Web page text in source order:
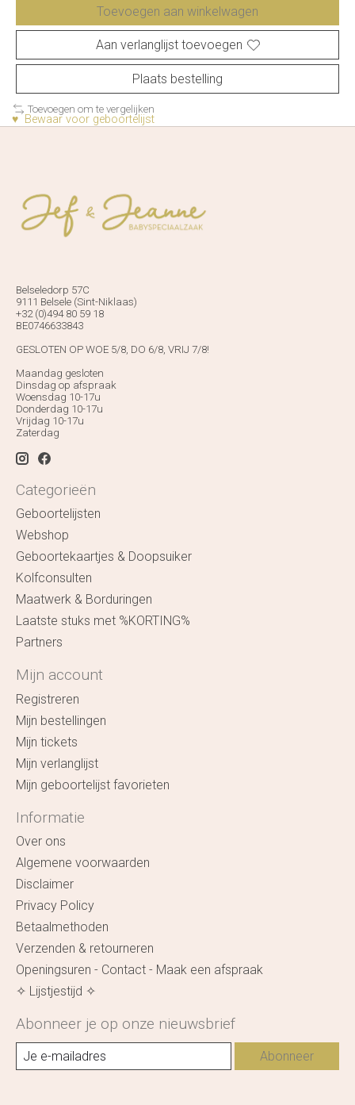
Toevoegen aan winkelwagen
Aan verlanglijst toevoegen
Plaats bestelling
Toevoegen om te vergelijken
♥ Bewaar voor geboortelijst
Belseledorp 57C
9111 Belsele (Sint-Niklaas)
+32 (0)494 80 59 18
BE0746633843
GESLOTEN OP WOE 5/8, DO 6/8, VRIJ 7/8!
Maandag gesloten
Dinsdag op afspraak
Woensdag 10-17u
Donderdag 10-17u
Vrijdag 10-17u
Zaterdag
Categorieën
Geboortelijsten
Webshop
Geboortekaartjes & Doopsuiker
Kolfconsulten
Maatwerk & Borduringen
Laatste stuks met %KORTING%
Partners
Mijn account
Registreren
Mijn bestellingen
Mijn tickets
Mijn verlanglijst
Mijn geboortelijst favorieten
Informatie
Over ons
Algemene voorwaarden
Disclaimer
Privacy Policy
Betaalmethoden
Verzenden & retourneren
Openingsuren - Contact - Maak een afspraak
✧ Lijstjestijd ✧
Abonneer je op onze nieuwsbrief
Abonneer